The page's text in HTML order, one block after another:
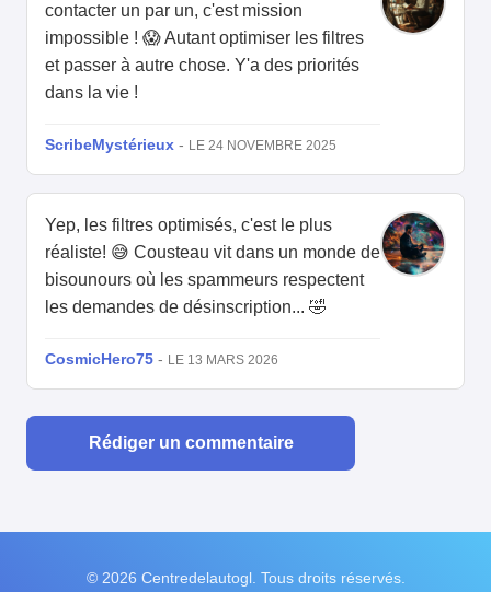
contacter un par un, c'est mission
impossible ! 😱 Autant optimiser les filtres
et passer à autre chose. Y'a des priorités
dans la vie !
ScribeMystérieux - LE 24 NOVEMBRE 2025
Yep, les filtres optimisés, c'est le plus
réaliste! 😅 Cousteau vit dans un monde de
bisounours où les spammeurs respectent
les demandes de désinscription... 🤣
CosmicHero75 - LE 13 MARS 2026
Rédiger un commentaire
© 2026 Centredelautogl. Tous droits réservés.